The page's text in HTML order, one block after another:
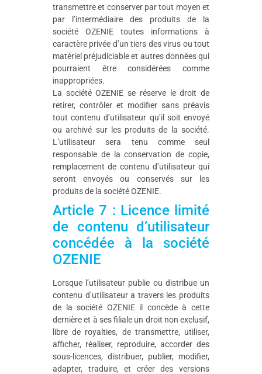
transmettre et conserver par tout moyen et
par l’intermédiaire des produits de la
société OZENIE toutes informations à
caractère privée d’un tiers des virus ou tout
matériel préjudiciable et autres données qui
pourraient être considérées comme
inappropriées.
La société OZENIE se réserve le droit de
retirer, contrôler et modifier sans préavis
tout contenu d’utilisateur qu’il soit envoyé
ou archivé sur les produits de la société.
L’utilisateur sera tenu comme seul
responsable de la conservation de copie,
remplacement de contenu d’utilisateur qui
seront envoyés ou conservés sur les
produits de la société OZENIE.
Article 7 : Licence limité
de contenu d’utilisateur
concédée à la société
OZENIE
Lorsque l’utilisateur publie ou distribue un
contenu d’utilisateur a travers les produits
de la société OZENIE il concède à cette
dernière et à ses filiale un droit non exclusif,
libre de royalties, de transmettre, utiliser,
afficher, réaliser, reproduire, accorder des
sous-licences, distribuer, publier, modifier,
adapter, traduire, et créer des versions